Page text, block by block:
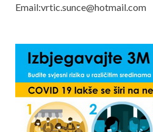
Email:vrtic.sunce@hotmail.com